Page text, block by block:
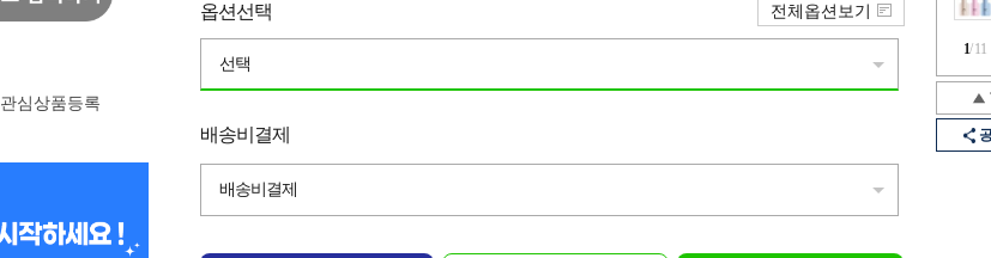
1/11
관심상품등록
옵션선택
선택
전체옵션보기
배송비결제
배송비결제